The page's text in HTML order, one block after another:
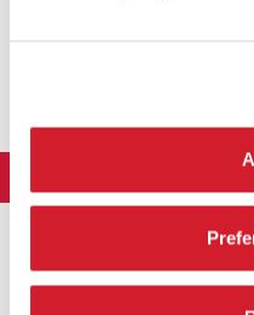
Storia
Esposizione
ARCHITETTURA 2027